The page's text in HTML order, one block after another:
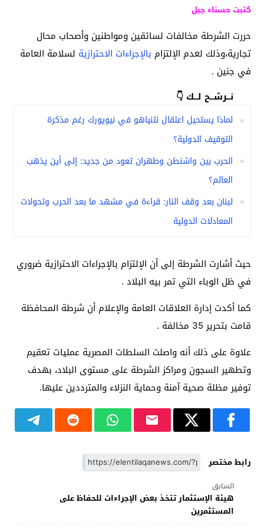
كتبت حسناء جبل
حررت الشرطة مخالفات لسائقين ومواطنين وأصحاب محال
تجارية،وذلك لعدم الإلتزام بالإجراءات الاحترازية لسلامة العامة
في جنين .
نــرشــح لــك 👇
لماذا يستحيل اعتقال نتنياهو في نيويورك رغم مذكرة
التوقيف الدولية؟
الحرب بين واشنطن وطهران تعود من جديد: إلى أين يذهب
العالم؟
لبنان بعد وقف النار: قراءة في مشهد ما بعد الحرب وتحولات
المعادلات الدولية
حيث أشارت الشرطة إلى أن الإلتزام بالإجراءات الاحترازية ضروري
في ظل الوباء التي تمر بيه البلاد .
كما أكدت إدارة العلاقات العامة والإعلام أن شرطة المحافظة
قامت بتحرير 35 مخالفة .
علاوة على ذلك أنه واصلت السلطات المصرية عمليات تعقيم
وتطهير السجون ومراكز الشرطة على مستوى البلاد، بهدف
توفير مظلة صحية آمنة وحماية النزلاء والمترددين عليها.
رابط مختصر
السابق
هيئة الإستثمار تتخذ بعض الإجراءات للحفاظ على
المستثمرين